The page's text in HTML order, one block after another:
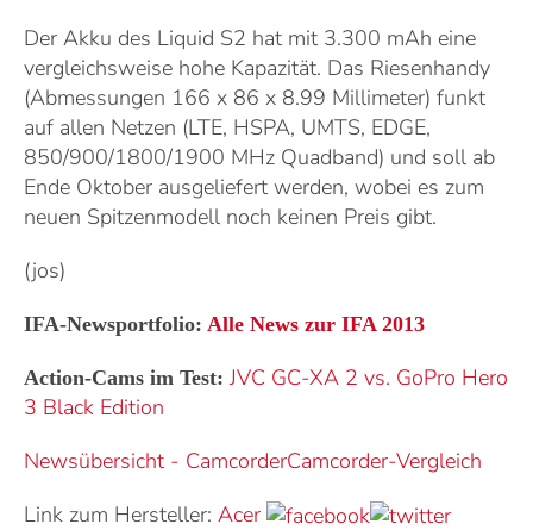
Der Akku des Liquid S2 hat mit 3.300 mAh eine
vergleichsweise hohe Kapazität. Das Riesenhandy
(Abmessungen 166 x 86 x 8.99 Millimeter) funkt
auf allen Netzen (LTE, HSPA, UMTS, EDGE,
850/900/1800/1900 MHz Quadband) und soll ab
Ende Oktober ausgeliefert werden, wobei es zum
neuen Spitzenmodell noch keinen Preis gibt.
(jos)
IFA-Newsportfolio: Alle News zur IFA 2013
Action-Cams im Test: JVC GC-XA 2 vs. GoPro Hero
3 Black Edition
Newsübersicht - CamcorderCamcorder-Vergleich
Link zum Hersteller: Acer